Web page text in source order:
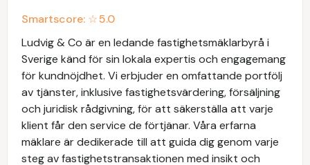
Smartscore: ☆5.0
Ludvig & Co är en ledande fastighetsmäklarbyrå i
Sverige känd för sin lokala expertis och engagemang
för kundnöjdhet. Vi erbjuder en omfattande portfölj
av tjänster, inklusive fastighetsvärdering, försäljning
och juridisk rådgivning, för att säkerställa att varje
klient får den service de förtjänar. Våra erfarna
mäklare är dedikerade till att guida dig genom varje
steg av fastighetstransaktionen med insikt och